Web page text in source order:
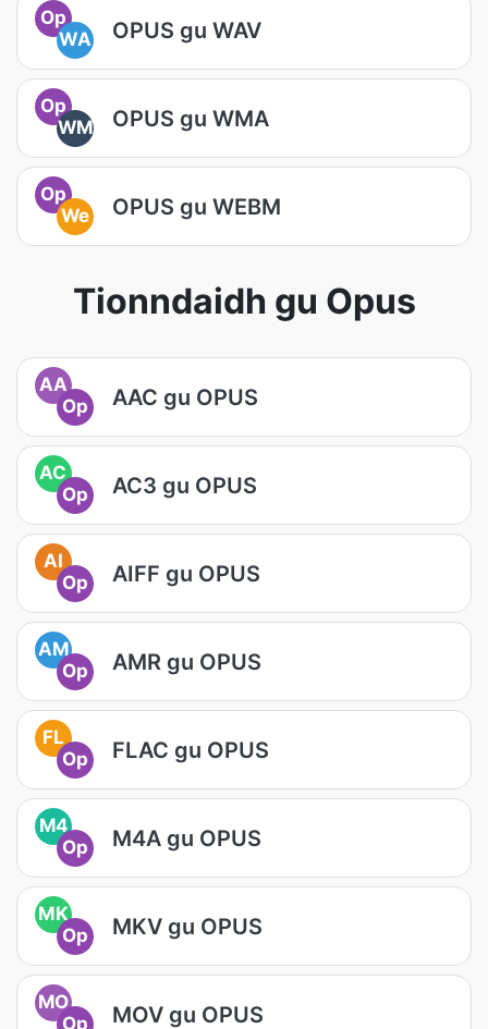
Op
WA
OPUS gu WAV
Op
WM
OPUS gu WMA
Op
We
OPUS gu WEBM
Tionndaidh gu Opus
AA
Op
AAC gu OPUS
AC
Op
AC3 gu OPUS
AI
Op
AIFF gu OPUS
AM
Op
AMR gu OPUS
FL
Op
FLAC gu OPUS
M4
Op
M4A gu OPUS
MK
Op
MKV gu OPUS
MO
Op
MOV gu OPUS